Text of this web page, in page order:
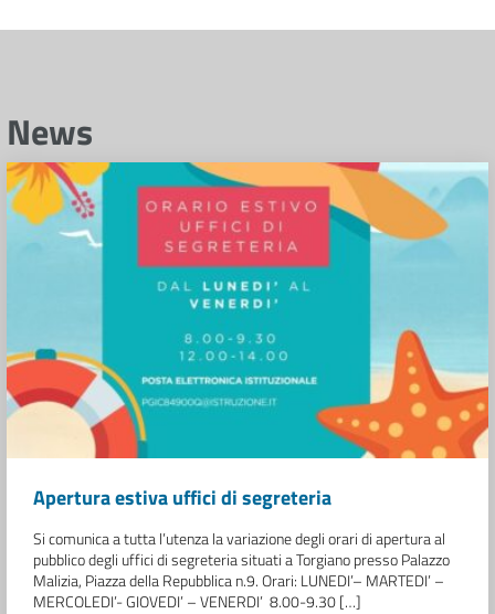
News
Apertura estiva uffici di segreteria
Si comunica a tutta l’utenza la variazione degli orari di apertura al
pubblico degli uffici di segreteria situati a Torgiano presso Palazzo
Malizia, Piazza della Repubblica n.9. Orari: LUNEDI’– MARTEDI’ –
MERCOLEDI’- GIOVEDI’ – VENERDI’ 8.00-9.30 […]